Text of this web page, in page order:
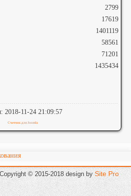
2799
17619
1401119
58561
71201
1435434
2018-11-24 21:09:57
Счетчик для Joomla
Copyright © 2015-2018 designbySite Pro